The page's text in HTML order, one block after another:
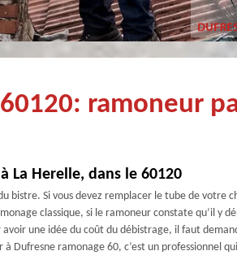
ramoneur
La Herelle, dans le 60120
bistre. Si vous devez remplacer le tube de votre
classique, si le ramoneur constate qu’il y
une idée du coût du débistrage, il faut
à Dufresne ramonage 60, c’est un professionnel